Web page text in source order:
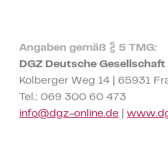
Angaben gemäß § 5 TMG:
DGZ Deutsche
Kolberger Weg 14 | 65931
Tel.: 069 300 60 473
info@dgz-online.de